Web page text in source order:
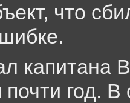
что
капитана
год. В